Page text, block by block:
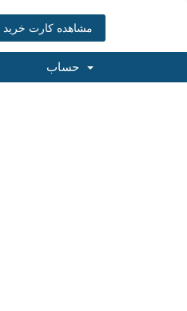
مشاهده کارت خرید